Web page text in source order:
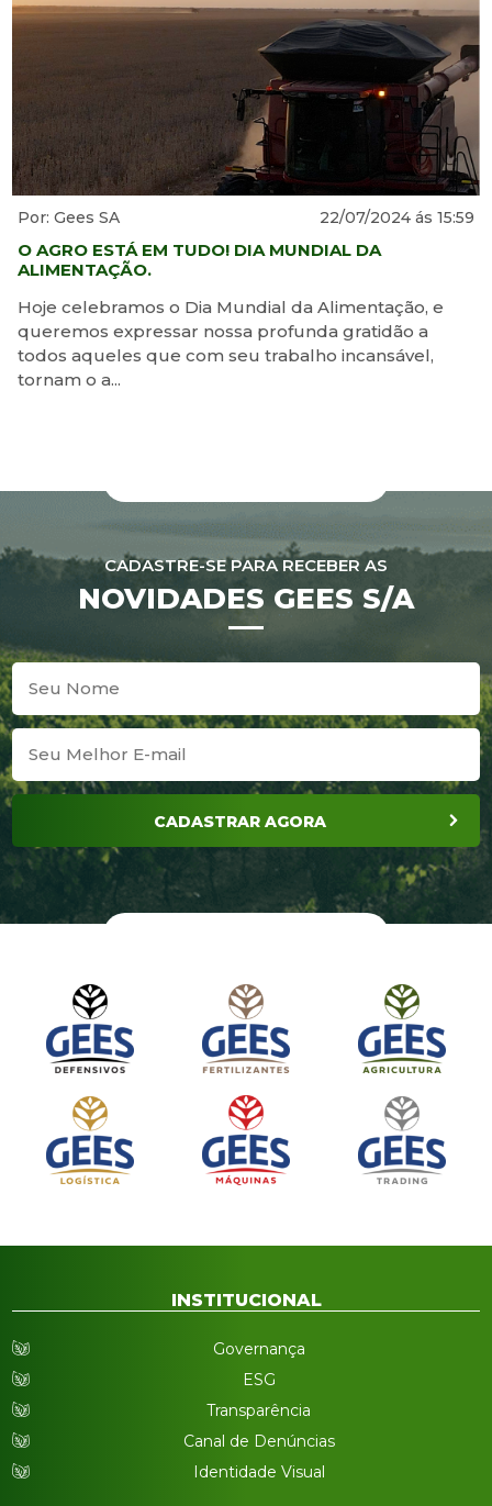
Por: Gees SA 22/07/2024 ás 15:59
O AGRO ESTÁ EM TUDO! DIA MUNDIAL DA
ALIMENTAÇÃO.
Hoje celebramos o Dia Mundial da Alimentação, e
queremos expressar nossa profunda gratidão a
todos aqueles que com seu trabalho incansável,
tornam o a...
CADASTRE-SE PARA RECEBER AS
NOVIDADES GEES S/A
CADASTRAR AGORA
INSTITUCIONAL
Governança
ESG
Transparência
Canal de Denúncias
Identidade Visual